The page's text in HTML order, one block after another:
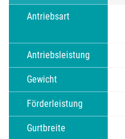
Antriebsart
Antriebsleistung
Gewicht
Förderleistung
Gurtbreite